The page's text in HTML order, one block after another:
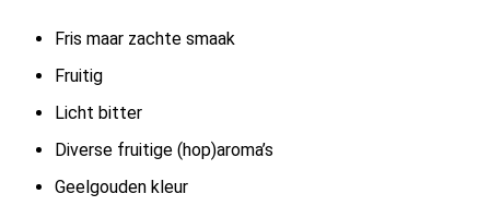
Fris maar zachte smaak
Fruitig
Licht bitter
Diverse fruitige (hop)aroma’s
Geelgouden kleur